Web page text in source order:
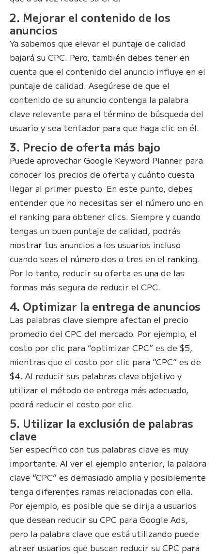
2. Mejorar el contenido de los
anuncios
Ya sabemos que elevar el puntaje de calidad
bajará su CPC. Pero, también debes tener en
cuenta que el contenido del anuncio influye en el
puntaje de calidad. Asegúrese de que el
contenido de su anuncio contenga la palabra
clave relevante para el término de búsqueda del
usuario y sea tentador para que haga clic en él.
3. Precio de oferta más bajo
Puede aprovechar Google Keyword Planner para
conocer los precios de oferta y cuánto cuesta
llegar al primer puesto. En este punto, debes
entender que no necesitas ser el número uno en
el ranking para obtener clics. Siempre y cuando
tengas un buen puntaje de calidad, podrás
mostrar tus anuncios a los usuarios incluso
cuando seas el número dos o tres en el ranking.
Por lo tanto, reducir su oferta es una de las
formas más segura de reducir el CPC.
4. Optimizar la entrega de anuncios
Las palabras clave siempre afectan el precio
promedio del CPC del mercado. Por ejemplo, el
costo por clic para “optimizar CPC” es de $5,
mientras que el costo por clic para “CPC” es de
$4. Al reducir sus palabras clave objetivo y
utilizar el método de entrega más adecuado,
podrá reducir el costo por clic.
5. Utilizar la exclusión de palabras
clave
Ser específico con tus palabras clave es muy
importante. Al ver el ejemplo anterior, la palabra
clave “CPC” es demasiado amplia y posiblemente
tenga diferentes ramas relacionadas con ella.
Por ejemplo, es posible que se dirija a usuarios
que desean reducir su CPC para Google Ads,
pero la palabra clave que está utilizando puede
atraer usuarios que buscan reducir su CPC para